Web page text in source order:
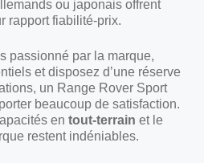
ou japonais offrent
rapport fiabilité-prix.
passionné par la marque,
et disposez d’une réserve
un Range Rover Sport
beaucoup de satisfaction.
en tout-terrain et le
restent indéniables.